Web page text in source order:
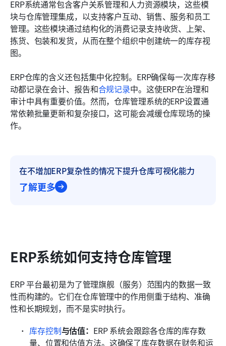
ERP系统通常包含客户关系管理和人力资源模块，这些模
块与仓库管理集成，以支持客户互动、销售、服务和员工
管理。这些模块通过结构化的消费记录支持收货、上架、
拣货、包装和发货，从而在整个组织中创建统一的库存视
图。
ERP仓库的含义还包括集中化控制。ERP确保每一次库存移
动都记录在会计、报告和合规记录中。这使ERP在治理和
审计中具有重要价值。然而，仓库管理系统的ERP设置通
常依赖批量更新和复杂接口，这可能会减缓仓库现场的操
作。
在不增加ERP复杂性的情况下提升仓库可视化能力
了解更多
ERP系统如何支持仓库管理
ERP 平台最初是为了管理旗舰（服务）范围内的数据一致
性而构建的。它们在仓库管理中的作用侧重于结构、准确
性和长期规划，而不是实时执行。
库存控制与估值： ERP 系统会跟踪各仓库的库存数
量、位置和估值方法。这确保了库存数据在财务和运